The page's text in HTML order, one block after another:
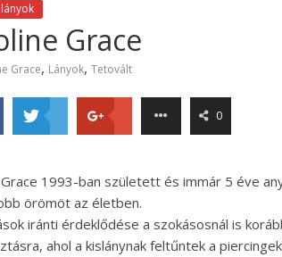
Grace
Grace, Lányok, Tetovált
0
1993-ban született és immár 5 éve
örömöt az életben.
iránti érdeklődése a szokásosnál is
ahol a kislánynak feltűntek a